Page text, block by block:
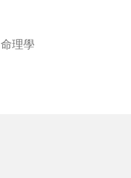
命理學